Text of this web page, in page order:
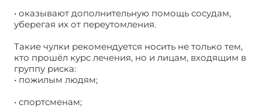
• оказывают дополнительную помощь сосудам,
уберегая их от переутомления.
Такие чулки рекомендуется носить не только тем,
кто прошёл курс лечения, но и лицам, входящим в
группу риска:
• пожилым людям;
• спортсменам;